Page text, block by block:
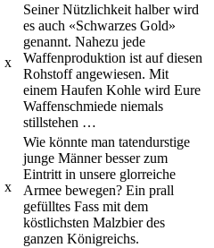
x
Seiner Nützlichkeit halber wird
es auch «Schwarzes Gold»
genannt. Nahezu jede
Waffenproduktion ist auf diesen
Rohstoff angewiesen. Mit
einem Haufen Kohle wird Eure
Waffenschmiede niemals
stillstehen …
x
Wie könnte man tatendurstige
junge Männer besser zum
Eintritt in unsere glorreiche
Armee bewegen? Ein prall
gefülltes Fass mit dem
köstlichsten Malzbier des
ganzen Königreichs.